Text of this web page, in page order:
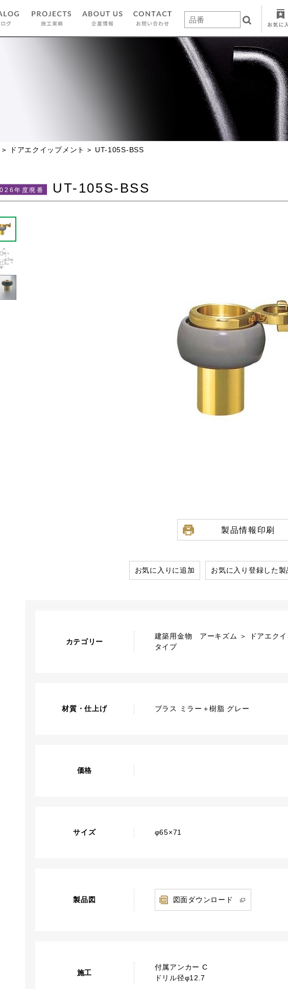
ドアエクイップメント UT-105S-BSS
UT-105S-BSS
年度廃番
製品情報印刷
お気に入りに追加 お気に入り登録した
カテゴリー
建築用金物 アーキズム ＞ ドアエク
タイプ
材質・仕上げ ブラス ミラー＋樹脂 グレー
価格
サイズ φ65×71
製品図 図面ダウンロード
施工
付属アンカー C
ドリル径φ12.7